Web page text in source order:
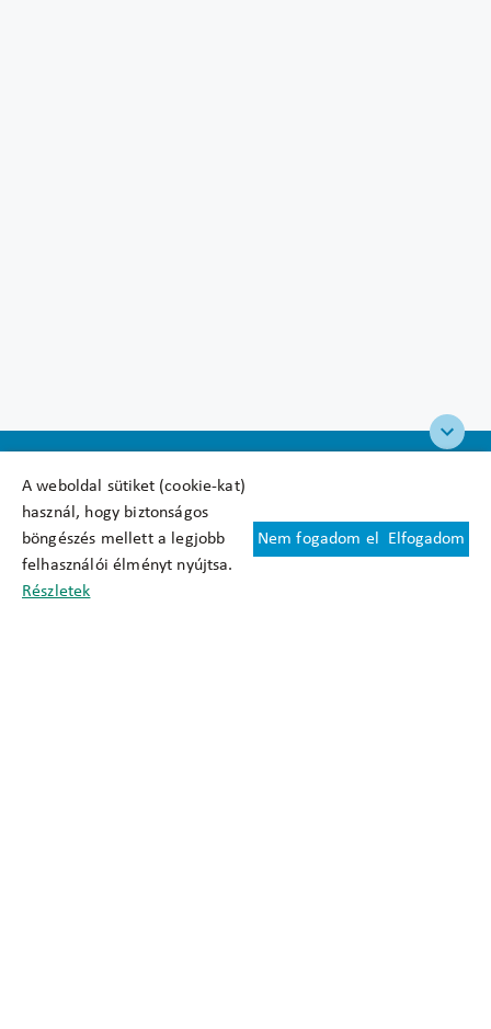
A weboldal sütiket (cookie-kat)
használ, hogy biztonságos
böngészés mellett a legjobb
felhasználói élményt nyújtsa.
Részletek
Nem fogadom el Elfogadom
Felhasználási feltételek